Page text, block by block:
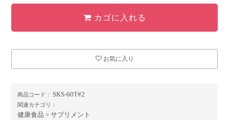
カゴに入れる
お気に入り
商品コード： SKS-60T#2
関連カテゴリ：
健康食品 >サプリメント